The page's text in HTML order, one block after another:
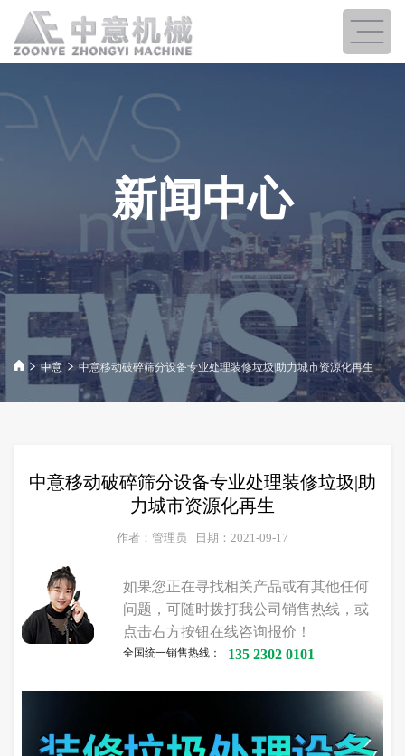
新闻中心
中意 中意移动破碎筛分设备专业处理装修垃圾|助力城市资源化再生
中意移动破碎筛分设备专业处理装修垃圾|助
力城市资源化再生
作者：管理员 日期：2021-09-17
如果您正在寻找相关产品或有其他任何
问题，可随时拨打我公司销售热线，或
点击右方按钮在线咨询报价！
全国统一销售热线： 135 2302 0101